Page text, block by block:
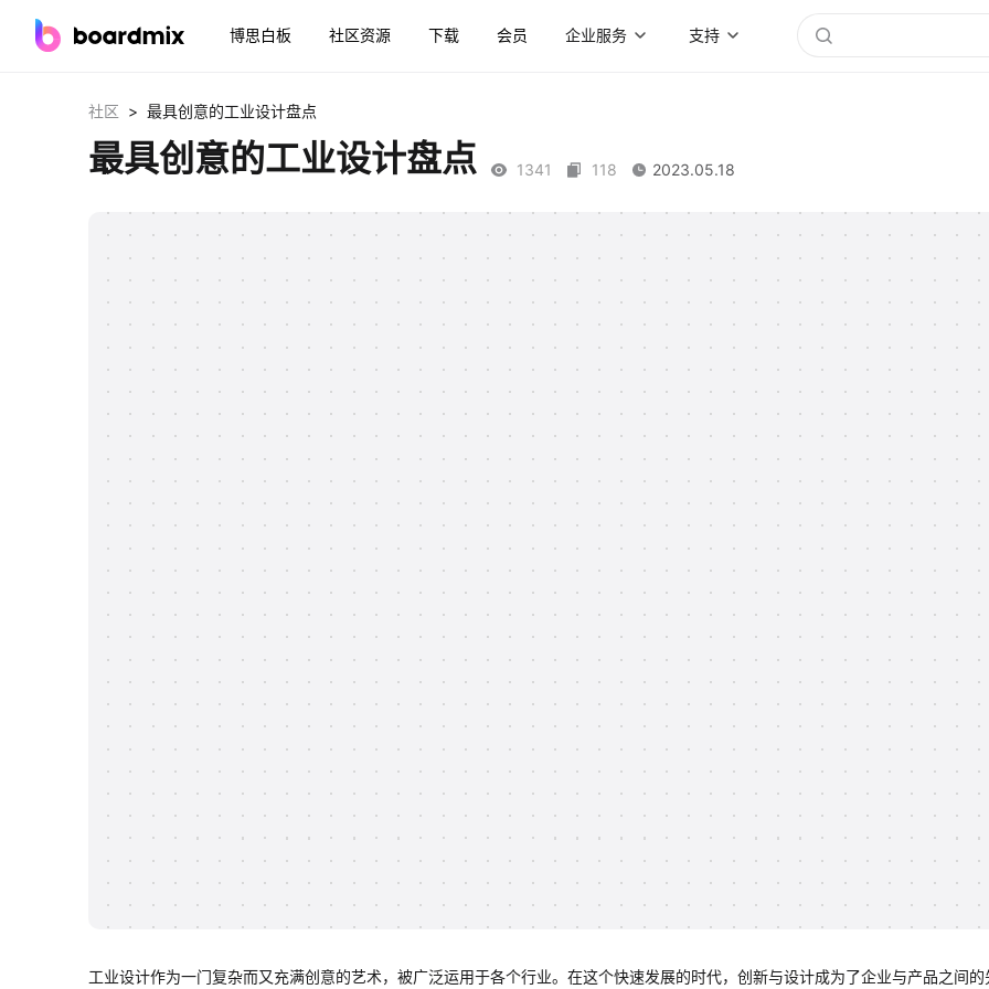
博思白板 社区资源 下载 会员 企业服务 支持
社区 > 最具创意的工业设计盘点
最具创意的工业设计盘点 1341 118 2023.05.18
工业设计作为一门复杂而又充满创意的艺术，被广泛运用于各个行业。在这个快速发展的时代，创新与设计成为了企业与产品之间的